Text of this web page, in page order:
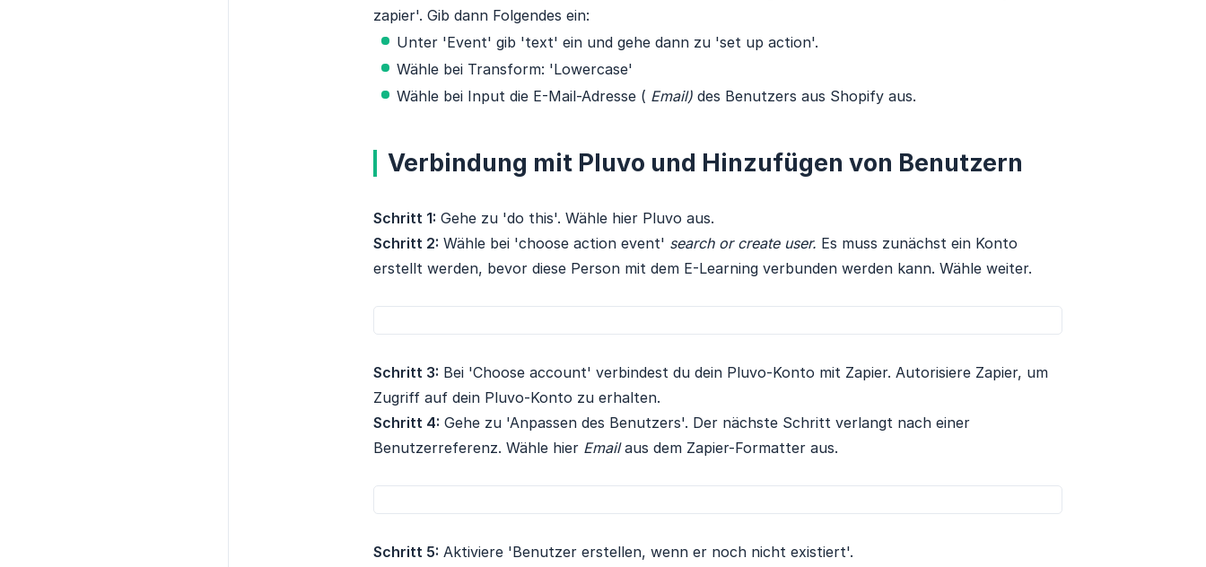
zapier'. Gib dann Folgendes ein:
Unter 'Event' gib 'text' ein und gehe dann zu 'set up action'.
Wähle bei Transform: 'Lowercase'
Wähle bei Input die E-Mail-Adresse ( Email)des Benutzers aus Shopify aus.
Verbindung mit Pluvo und Hinzufügen von Benutzern
Schritt 1: Gehe zu 'do this'. Wähle hier Pluvo aus.
Schritt 2: Wähle bei 'choose action event' search or create user. Es muss zunächst ein Konto
erstellt werden, bevor diese Person mit dem E-Learning verbunden werden kann. Wähle weiter.
Schritt 3: Bei 'Choose account' verbindest du dein Pluvo-Konto mit Zapier. Autorisiere Zapier, um
Zugriff auf dein Pluvo-Konto zu erhalten.
Schritt 4: Gehe zu 'Anpassen des Benutzers'. Der nächste Schritt verlangt nach einer
Benutzerreferenz. Wähle hier Emailaus dem Zapier-Formatter aus.
Schritt 5: Aktiviere 'Benutzer erstellen, wenn er noch nicht existiert'.